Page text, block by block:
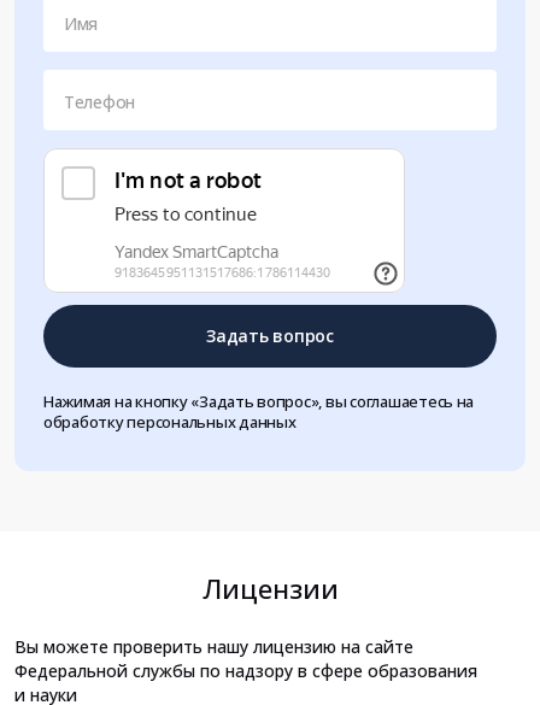
Имя
Телефон
Задать вопрос
Нажимая на кнопку «Задать вопрос», вы соглашаетесь на
обработку персональных данных
Лицензии
Вы можете проверить нашу лицензию на сайте
Федеральной службы по надзору в сфере образования
и науки